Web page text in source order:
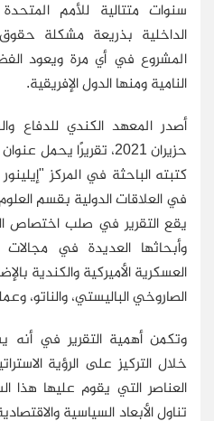
سنوات متتالية للأمم
الداخلية بذريعة مشكلة
المشروع في أي مرة ويعود
النامية ومنها الدول الإفريقية.
أصدر المعهد الكندي للدفاع
حزيران 2021، تقريرًا
كتبته الباحثة في المركز
في العلاقات الدولية بقسم
يقع التقرير في صلب اختصاص
وأبحاثها العديدة في مجالات
العسكرية الأميركية والكندية
الصاروخي الباليستي، والناتو،
وتكمن أهمية التقرير في
خلال التركيز على الرؤية
العناصر التي يقوم عليها هذا
تناول الأبعاد السياسية